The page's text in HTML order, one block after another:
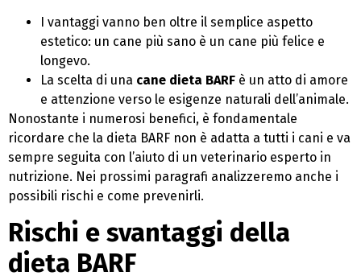
I vantaggi vanno ben oltre il semplice aspetto
estetico: un cane più sano è un cane più felice e
longevo.
La scelta di una cane dieta BARF è un atto di amore
e attenzione verso le esigenze naturali dell’animale.
Nonostante i numerosi benefici, è fondamentale
ricordare che la dieta BARF non è adatta a tutti i cani e va
sempre seguita con l’aiuto di un veterinario esperto in
nutrizione. Nei prossimi paragrafi analizzeremo anche i
possibili rischi e come prevenirli.
Rischi e svantaggi della
dieta BARF